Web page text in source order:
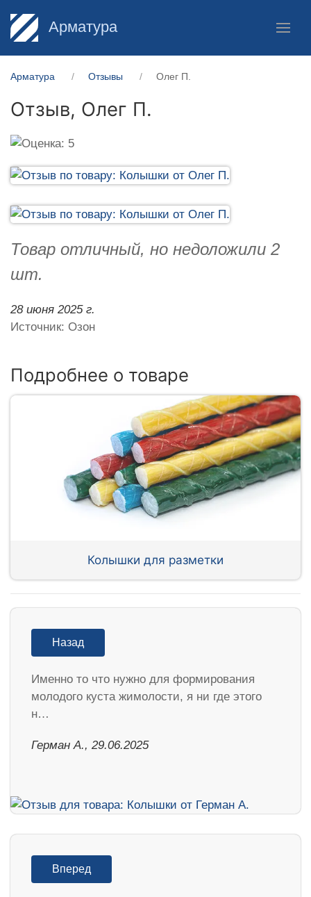
Арматура
Арматура Отзывы Олег П.
Отзыв, Олег П.
Товар отличный, но недоложили 2
шт.
28 июня 2025 г.
Источник: Озон
Подробнее о товаре
Колышки для разметки
Назад
Именно то что нужно для формирования
молодого куста жимолости, я ни где этого
н…
Герман А., 29.06.2025
Вперед